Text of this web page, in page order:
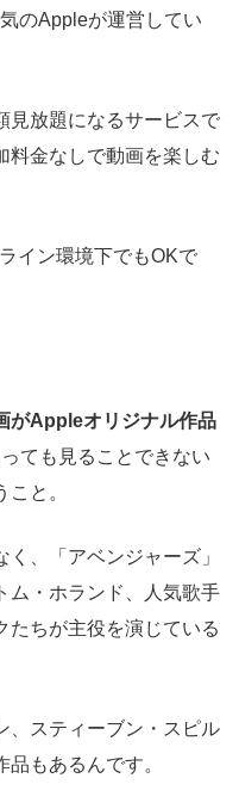
のAppleが運営してい
見放題になるサービスで
料金なしで動画を楽しむ
イン環境下でもOKで
がAppleオリジナル作品
ても見ることできない
と。
、「アベンジャーズ」
ム・ホランド、人気歌手
たちが主役を演じている
、スティーブン・スピル
もあるんです。